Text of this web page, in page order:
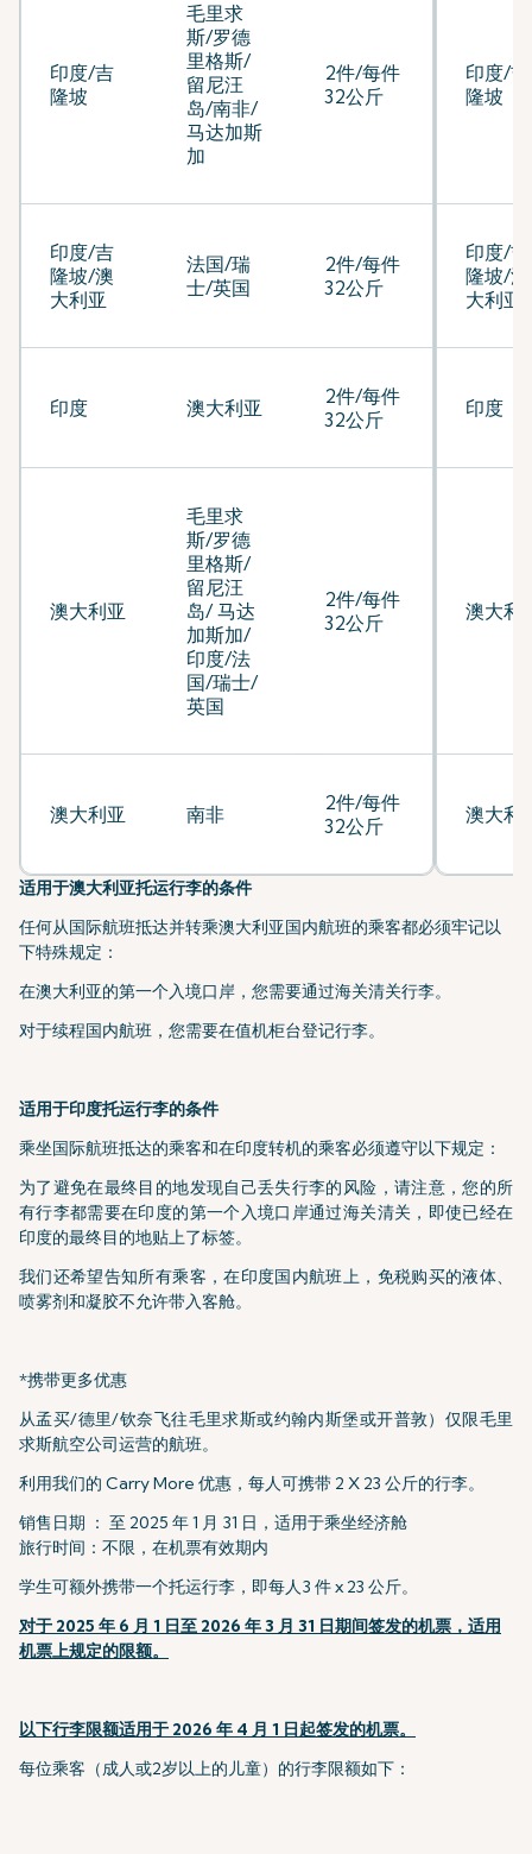
印度/吉
隆坡
毛里求
斯/罗德
里格斯/
留尼汪
岛/南非/
马达加斯
加
2件/每件
32公斤
印度/吉
隆坡/澳
大利亚
法国/瑞
士/英国
2件/每件
32公斤
印度 澳大利亚
2件/每件
32公斤
澳大利亚
毛里求
斯/罗德
里格斯/
留尼汪
岛/ 马达
加斯加/
印度/法
国/瑞士/
英国
2件/每件
32公斤
澳大利亚 南非
2件/每件
32公斤
印度/吉
隆坡
印度/吉
隆坡/澳
大利亚
印度
澳大利
澳大利
适用于澳大利亚托运行李的条件
任何从国际航班抵达并转乘澳大利亚国内航班的乘客都必须牢记以
下特殊规定：
在澳大利亚的第一个入境口岸，您需要通过海关清关行李。
对于续程国内航班，您需要在值机柜台登记行李。
适用于印度托运行李的条件
乘坐国际航班抵达的乘客和在印度转机的乘客必须遵守以下规定：
为了避免在最终目的地发现自己丢失行李的风险，请注意，您的所
有行李都需要在印度的第一个入境口岸通过海关清关，即使已经在
印度的最终目的地贴上了标签。
我们还希望告知所有乘客，在印度国内航班上，免税购买的液体、
喷雾剂和凝胶不允许带入客舱。
*携带更多优惠
从孟买/德里/钦奈飞往毛里求斯或约翰内斯堡或开普敦）仅限毛里
求斯航空公司运营的航班。
利用我们的 Carry More 优惠，每人可携带 2 X 23 公斤的行李。
销售日期 ： 至 2025 年 1 月 31 日，适用于乘坐经济舱
旅行时间：不限，在机票有效期内
学生可额外携带一个托运行李，即每人3 件 x 23 公斤。
对于 2025 年 6 月 1 日至 2026 年 3 月 31 日期间签发的机票，适用
机票上规定的限额。
以下行李限额适用于 2026 年 4 月 1 日起签发的机票。
每位乘客（成人或2岁以上的儿童）的行李限额如下：